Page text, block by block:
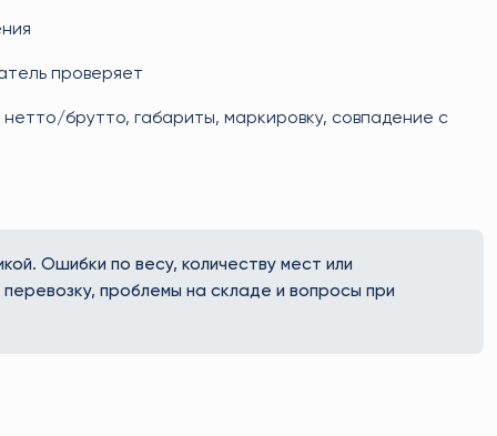
проверяет
брутто, габариты, маркировку, совпадение с
Ошибки по весу, количеству мест или
проблемы на складе и вопросы при